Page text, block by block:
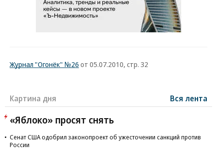
Журнал "Огонёк" №26 от 05.07.2010, стр. 32
Картина дня Вся лента
«Яблоко» просят снять
Сенат США одобрил законопроект об ужесточении санкций против
России